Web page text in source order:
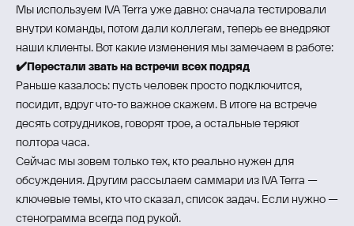
Мы используем IVA Terra уже давно: сначала тестировали
внутри команды, потом дали коллегам, теперь ее внедряют
наши клиенты. Вот какие изменения мы замечаем в работе:
✔️Перестали звать на встречи всех подряд
Раньше казалось: пусть человек просто подключится,
посидит, вдруг что‑то важное скажем. В итоге на встрече
десять сотрудников, говорят трое, а остальные теряют
полтора часа.
Сейчас мы зовем только тех, кто реально нужен для
обсуждения. Другим рассылаем саммари из IVA Terra —
ключевые темы, кто что сказал, список задач. Если нужно —
стенограмма всегда под рукой.